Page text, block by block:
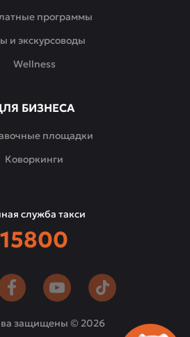
программы
и экскурсоводы
Wellness
БИЗНЕСА
площадки
Коворкинги
защищены © 2026
служба такси
15800